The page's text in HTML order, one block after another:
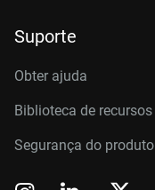
Suporte
Obter ajuda
Biblioteca de recursos
Segurança do produto